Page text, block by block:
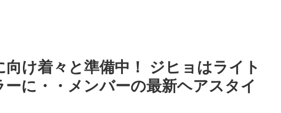
け着々と準備中！ ジヒョはライト
に・・メンバーの最新ヘアスタイ